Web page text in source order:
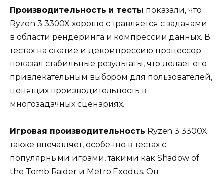
Производительность и тесты показали, что
Ryzen 3 3300X хорошо справляется с задачами
в области рендеринга и компрессии данных. В
тестах на сжатие и декомпрессию процессор
показал стабильные результаты, что делает его
привлекательным выбором для пользователей,
ценящих производительность в
многозадачных сценариях.
Игровая производительность Ryzen 3 3300X
также впечатляет, особенно в тестах с
популярными играми, такими как Shadow of
the Tomb Raider и Metro Exodus. Он